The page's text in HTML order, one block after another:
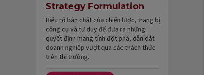
Hiểu rõ bản chất của chiến lược, trang bị
công cụ và tư duy để đưa ra những
quyết định mang tính đột phá, dẫn dắt
doanh nghiệp vượt qua các thách thức
trên thị trường.
Strategy Formulation